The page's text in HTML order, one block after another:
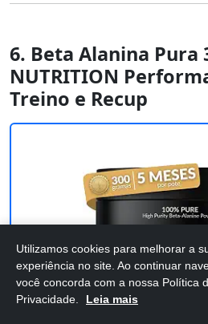
6. Beta Alanina Pura
NUTRITION
Treino e Recup
Utilizamos cookies para melhorar a
experiência no site. Ao continuar
você concorda com a nossa Política
Privacidade.
Leia mais